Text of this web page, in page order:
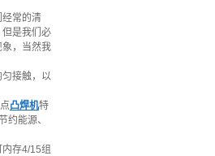
常的清
是我们必
，当然我
接触，以
凸焊机特
约能源、
存4/15组